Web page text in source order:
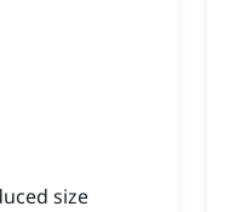
size